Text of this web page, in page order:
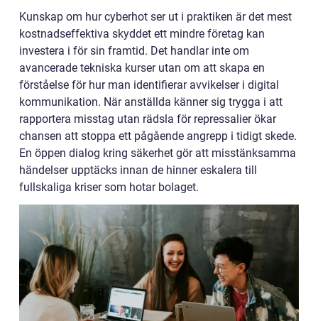
Kunskap om hur cyberhot ser ut i praktiken är det mest
kostnadseffektiva skyddet ett mindre företag kan
investera i för sin framtid. Det handlar inte om
avancerade tekniska kurser utan om att skapa en
förståelse för hur man identifierar avvikelser i digital
kommunikation. När anställda känner sig trygga i att
rapportera misstag utan rädsla för repressalier ökar
chansen att stoppa ett pågående angrepp i tidigt skede.
En öppen dialog kring säkerhet gör att misstänksamma
händelser upptäcks innan de hinner eskalera till
fullskaliga kriser som hotar bolaget.